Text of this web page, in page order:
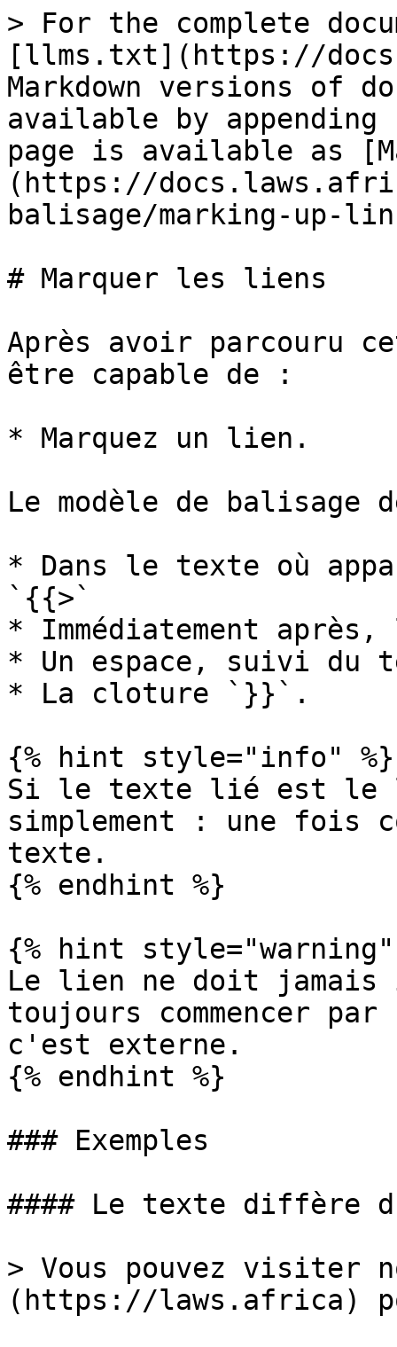
> For the complete
[llms.txt](https://
Markdown versions of
available by
page is available as
(https://
balisage/marking-up-
# Marquer les liens
Après avoir parcouru
être capable de :
* Marquez un lien.
Le modèle de
* Dans le texte où
`{{>`
* Immédiatement
* Un espace, suivi du
* La cloture `}}`.
{% hint style="info" %}
Si le texte lié est le
simplement : une fois
texte.
{% endhint %}
{% hint style="warning"
Le lien ne doit jamais
toujours commencer
c'est externe.
{% endhint %}
### Exemples
#### Le texte diffère
> Vous pouvez visiter
(https://laws.africa)